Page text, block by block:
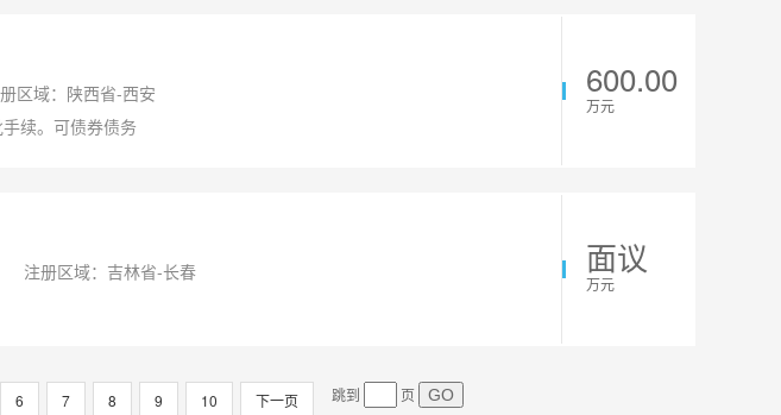
区域：陕西省-西安
续。可债券债务
600.00
万元
注册区域：吉林省-长春
面议
万元
6 7 8 9 10 下一页 跳到 页